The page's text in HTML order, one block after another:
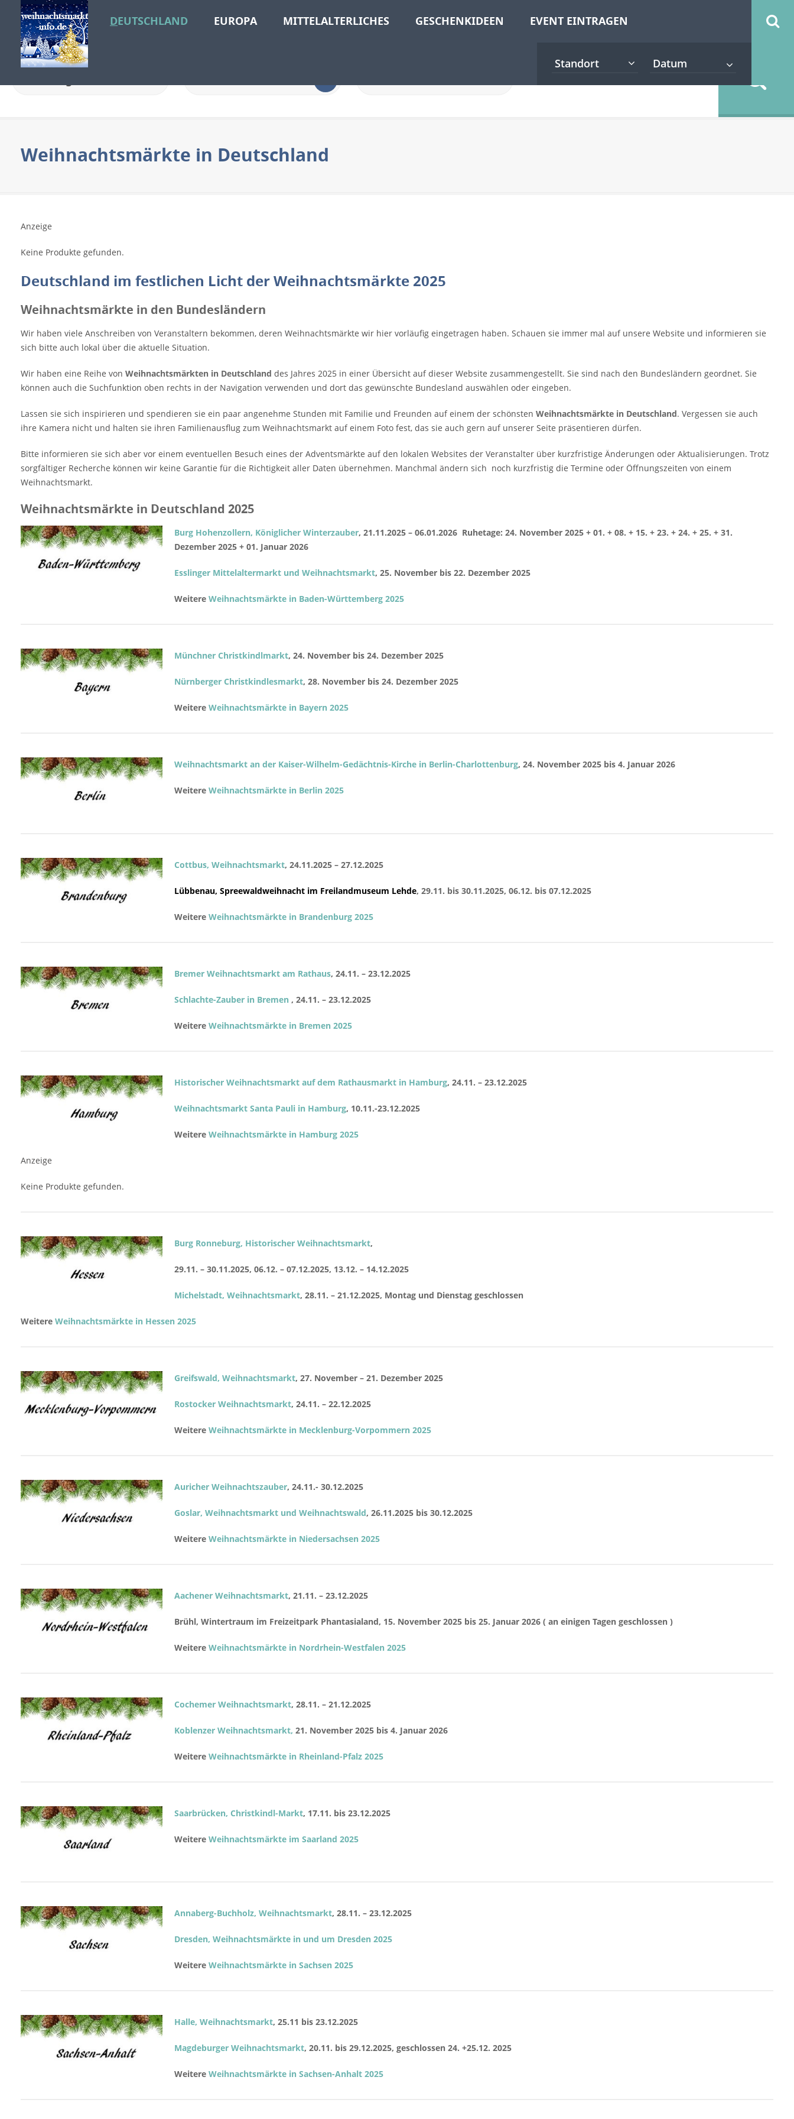
DEUTSCHLAND EUROPA MITTELALTERLICHES GESCHENKIDEEN EVENT EINTRAGEN
Standort
Weihnachtsmärkte in Deutschland
Anzeige
Keine Produkte gefunden.
Deutschland im festlichen Licht der Weihnachtsmärkte 2025
Weihnachtsmärkte in den Bundesländern
Wir haben viele Anschreiben von Veranstaltern bekommen, deren Weihnachtsmärkte wir hier vorläufig eingetragen haben. Schauen sie immer mal auf unsere Website und informieren sie
sich bitte auch lokal über die aktuelle Situation.
Wir haben eine Reihe von Weihnachtsmärkten in Deutschland des Jahres 2025 in einer Übersicht auf dieser Website zusammengestellt. Sie sind nach den Bundesländern geordnet. Sie
können auch die Suchfunktion oben rechts in der Navigation verwenden und dort das gewünschte Bundesland auswählen oder eingeben.
Lassen sie sich inspirieren und spendieren sie ein paar angenehme Stunden mit Familie und Freunden auf einem der schönsten Weihnachtsmärkte in Deutschland. Vergessen sie auch
ihre Kamera nicht und halten sie ihren Familienausflug zum Weihnachtsmarkt auf einem Foto fest, das sie auch gern auf unserer Seite präsentieren dürfen.
Bitte informieren sie sich aber vor einem eventuellen Besuch eines der Adventsmärkte auf den lokalen Websites der Veranstalter über kurzfristige Änderungen oder Aktualisierungen. Trotz
sorgfältiger Recherche können wir keine Garantie für die Richtigkeit aller Daten übernehmen. Manchmal ändern sich noch kurzfristig die Termine oder Öffnungszeiten von einem
Weihnachtsmarkt.
Weihnachtsmärkte in Deutschland 2025
Burg Hohenzollern, Königlicher Winterzauber, 21.11.2025 – 06.01.2026 Ruhetage: 24. November 2025 + 01. + 08. + 15. + 23. + 24. + 25. + 31.
Dezember 2025 + 01. Januar 2026
Esslinger Mittelaltermarkt und Weihnachtsmarkt, 25. November bis 22. Dezember 2025
Weitere Weihnachtsmärkte in Baden-Württemberg 2025
Münchner Christkindlmarkt, 24. November bis 24. Dezember 2025
Nürnberger Christkindlesmarkt, 28. November bis 24. Dezember 2025
Weitere Weihnachtsmärkte in Bayern 2025
Weihnachtsmarkt an der Kaiser-Wilhelm-Gedächtnis-Kirche in Berlin-Charlottenburg, 24. November 2025 bis 4. Januar 2026
Weitere Weihnachtsmärkte in Berlin 2025
Cottbus, Weihnachtsmarkt, 24.11.2025 – 27.12.2025
Lübbenau, Spreewaldweihnacht im Freilandmuseum Lehde, 29.11. bis 30.11.2025, 06.12. bis 07.12.2025
Weitere Weihnachtsmärkte in Brandenburg 2025
Bremer Weihnachtsmarkt am Rathaus, 24.11. – 23.12.2025
Schlachte-Zauber in Bremen , 24.11. – 23.12.2025
Weitere Weihnachtsmärkte in Bremen 2025
Historischer Weihnachtsmarkt auf dem Rathausmarkt in Hamburg, 24.11. – 23.12.2025
Weihnachtsmarkt Santa Pauli in Hamburg, 10.11.-23.12.2025
Weitere Weihnachtsmärkte in Hamburg 2025
Anzeige
Keine Produkte gefunden.
Burg Ronneburg, Historischer Weihnachtsmarkt,
29.11. – 30.11.2025, 06.12. – 07.12.2025, 13.12. – 14.12.2025
Michelstadt, Weihnachtsmarkt, 28.11. – 21.12.2025, Montag und Dienstag geschlossen
Weitere Weihnachtsmärkte in Hessen 2025
Greifswald, Weihnachtsmarkt, 27. November – 21. Dezember 2025
Rostocker Weihnachtsmarkt, 24.11. – 22.12.2025
Weitere Weihnachtsmärkte in Mecklenburg-Vorpommern 2025
Auricher Weihnachtszauber, 24.11.- 30.12.2025
Goslar, Weihnachtsmarkt und Weihnachtswald, 26.11.2025 bis 30.12.2025
Weitere Weihnachtsmärkte in Niedersachsen 2025
Aachener Weihnachtsmarkt, 21.11. – 23.12.2025
Brühl, Wintertraum im Freizeitpark Phantasialand, 15. November 2025 bis 25. Januar 2026 ( an einigen Tagen geschlossen )
Weitere Weihnachtsmärkte in Nordrhein-Westfalen 2025
Cochemer Weihnachtsmarkt, 28.11. – 21.12.2025
Koblenzer Weihnachtsmarkt, 21. November 2025 bis 4. Januar 2026
Weitere Weihnachtsmärkte in Rheinland-Pfalz 2025
Saarbrücken, Christkindl-Markt, 17.11. bis 23.12.2025
Weitere Weihnachtsmärkte im Saarland 2025
Annaberg-Buchholz, Weihnachtsmarkt, 28.11. – 23.12.2025
Dresden, Weihnachtsmärkte in und um Dresden 2025
Weitere Weihnachtsmärkte in Sachsen 2025
Halle, Weihnachtsmarkt, 25.11 bis 23.12.2025
Magdeburger Weihnachtsmarkt, 20.11. bis 29.12.2025, geschlossen 24. +25.12. 2025
Weitere Weihnachtsmärkte in Sachsen-Anhalt 2025